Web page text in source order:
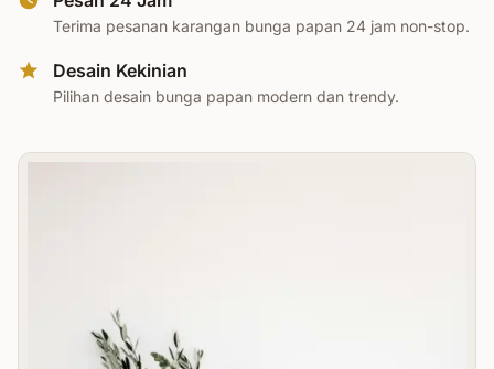
Terima pesanan karangan bunga papan 24 jam non-stop.
Desain Kekinian
Pilihan desain bunga papan modern dan trendy.